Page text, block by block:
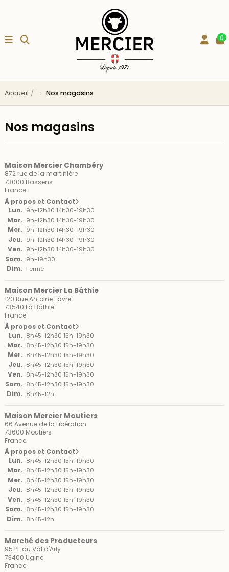
0
Accueil Nos magasins
Nos magasins
Maison Mercier Chambéry
872 rue de la martinière
73000 Bassens
France
À propos et Contact
Lun. 9h-12h30 14h30-19h30
Mar. 9h-12h30 14h30-19h30
Mer. 9h-12h30 14h30-19h30
Jeu. 9h-12h30 14h30-19h30
Ven. 9h-12h30 14h30-19h30
Sam. 9h-19h30
Dim. Fermé
Maison Mercier La Bâthie
120 Rue Antoine Favre
73540 La Bâthie
France
À propos et Contact
Lun. 8h45-12h30 15h-19h30
Mar. 8h45-12h30 15h-19h30
Mer. 8h45-12h30 15h-19h30
Jeu. 8h45-12h30 15h-19h30
Ven. 8h45-12h30 15h-19h30
Sam. 8h45-12h30 15h-19h30
Dim. 8h45-12h
Maison Mercier Moutiers
66 Avenue de la Libération
73600 Moutiers
France
À propos et Contact
Lun. 8h45-12h30 15h-19h30
Mar. 8h45-12h30 15h-19h30
Mer. 8h45-12h30 15h-19h30
Jeu. 8h45-12h30 15h-19h30
Ven. 8h45-12h30 15h-19h30
Sam. 8h45-12h30 15h-19h30
Dim. 8h45-12h
Marché des Producteurs
95 Pl. du Val d'Arly
73400 Ugine
France